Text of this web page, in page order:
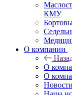
КМУ
О компании
О
О
Новости